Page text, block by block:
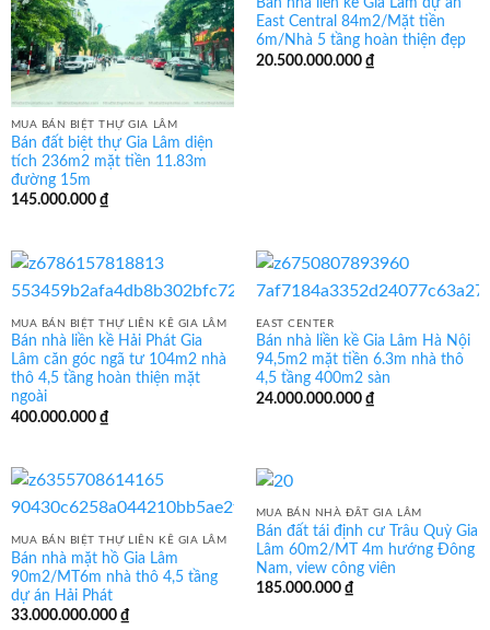
MUA BÁN BIỆT THỰ GIA LÂM
Bán đất biệt thự Gia Lâm diện
tích 236m2 mặt tiền 11.83m
đường 15m
145.000.000 ₫
Bán nhà liền kề Gia Lâm dự án
East Central 84m2/Mặt tiền
6m/Nhà 5 tầng hoàn thiện đẹp
20.500.000.000 ₫
MUA BÁN BIỆT THỰ LIỀN KỀ GIA LÂM
Bán nhà liền kề Hải Phát Gia
Lâm căn góc ngã tư 104m2 nhà
thô 4,5 tầng hoàn thiện mặt
ngoài
400.000.000 ₫
EAST CENTER
Bán nhà liền kề Gia Lâm Hà Nội
94,5m2 mặt tiền 6.3m nhà thô
4,5 tầng 400m2 sàn
24.000.000.000 ₫
MUA BÁN BIỆT THỰ LIỀN KỀ GIA LÂM
Bán nhà mặt hồ Gia Lâm
90m2/MT6m nhà thô 4,5 tầng
dự án Hải Phát
33.000.000.000 ₫
MUA BÁN NHÀ ĐẤT GIA LÂM
Bán đất tái định cư Trâu Quỳ Gia
Lâm 60m2/MT 4m hướng Đông
Nam, view công viên
185.000.000 ₫